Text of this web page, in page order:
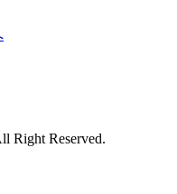
Right Reserved.